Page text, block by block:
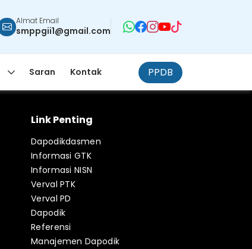
Almat Email
smppgii1@gmail.com
Saran Kontak PPDB
Link Penting
Dapodikdasmen
Informasi GTK
Informasi NISN
Verval PTK
Verval PD
Dapodik
Referensi
Manajemen Dapodik